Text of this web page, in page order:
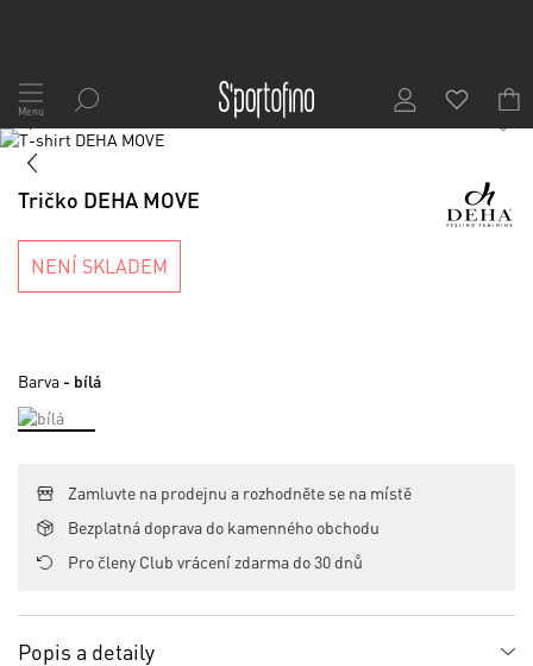
Přejít
na
obsah
Menu
Skip
end
images
gallery
1/6
Skip
images
Tričko DEHA MOVE
NENÍ SKLADEM
Barva - bílá
Zamluvte na prodejnu a rozhodněte se na místě
Bezplatná doprava do kamenného obchodu
Pro členy Club vrácení zdarma do 30 dnů
Popis a detaily